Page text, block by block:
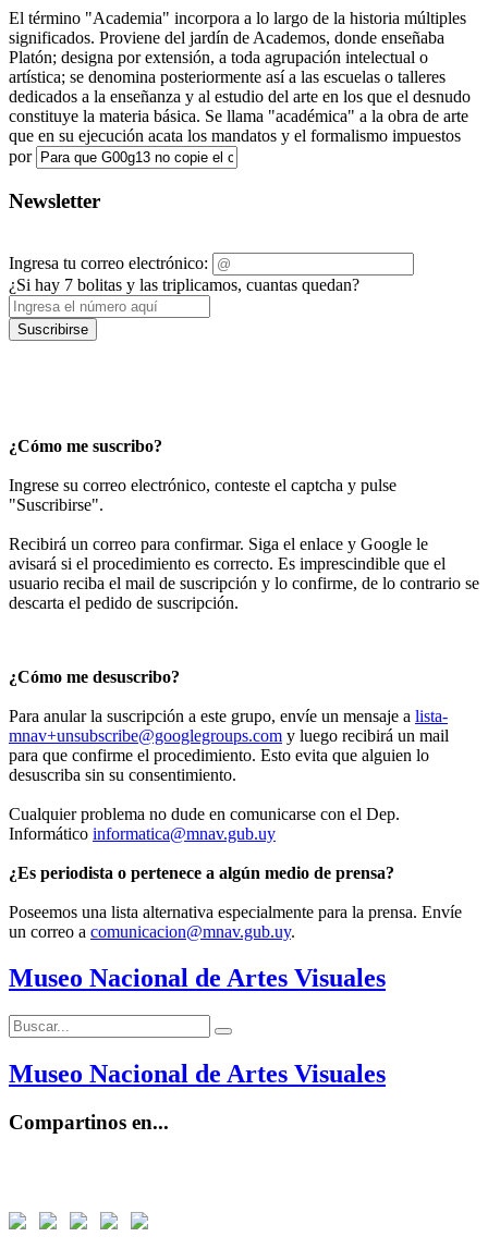
El término "Academia" incorpora a lo largo de la historia múltiples
significados. Proviene del jardín de Academos, donde enseñaba
Platón; designa por extensión, a toda agrupación intelectual o
artística; se denomina posteriormente así a las escuelas o talleres
dedicados a la enseñanza y al estudio del arte en los que el desnudo
constituye la materia básica. Se llama "académica" a la obra de arte
que en su ejecución acata los mandatos y el formalismo impuestos
por
Newsletter
Ingresa tu correo electrónico:
¿Si hay 7 bolitas y las triplicamos, cuantas quedan?
Suscribirse
¿Cómo me suscribo?
Ingrese su correo electrónico, conteste el captcha y pulse
"Suscribirse".
Recibirá un correo para confirmar. Siga el enlace y Google le
avisará si el procedimiento es correcto. Es imprescindible que el
usuario reciba el mail de suscripción y lo confirme, de lo contrario se
descarta el pedido de suscripción.
¿Cómo me desuscribo?
Para anular la suscripción a este grupo, envíe un mensaje a lista-
mnav+unsubscribe@googlegroups.com y luego recibirá un mail
para que confirme el procedimiento. Esto evita que alguien lo
desuscriba sin su consentimiento.
Cualquier problema no dude en comunicarse con el Dep.
Informático informatica@mnav.gub.uy
¿Es periodista o pertenece a algún medio de prensa?
Poseemos una lista alternativa especialmente para la prensa. Envíe
un correo a comunicacion@mnav.gub.uy.
Museo Nacional de Artes Visuales
Buscar:
Buscar
Museo Nacional de Artes Visuales
Compartinos en...